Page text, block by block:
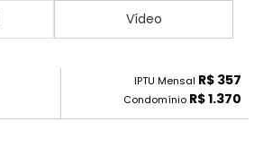
Vídeo
IPTU Mensal R$ 357
Condomínio R$ 1.370